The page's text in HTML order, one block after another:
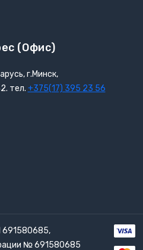
(офис)
г.Минск,
тел. +375(17) 395 23 56
№ 691580685